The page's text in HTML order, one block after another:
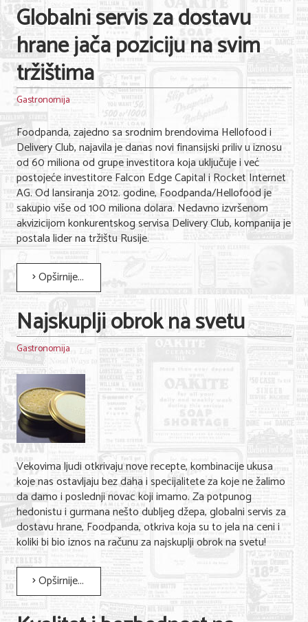
Globalni servis za dostavu
hrane jača poziciju na svim
tržištima
Gastronomija
Foodpanda, zajedno sa srodnim brendovima Hellofood i
Delivery Club, najavila je danas novi finansijski priliv u iznosu
od 60 miliona od grupe investitora koja uključuje i već
postojeće investitore Falcon Edge Capital i Rocket Internet
AG. Od lansiranja 2012. godine, Foodpanda/Hellofood je
sakupio više od 100 miliona dolara. Nedavno izvršenom
akvizicijom konkurentskog servisa Delivery Club, kompanija je
postala lider na tržištu Rusije.
Opširnije...
Najskuplji obrok na svetu
Gastronomija
Vekovima ljudi otkrivaju nove recepte, kombinacije ukusa
koje nas ostavljaju bez daha i specijalitete za koje ne žalimo
da damo i poslednji novac koji imamo. Za potpunog
hedonistu i gurmana nešto dubljeg džepa, globalni servis za
dostavu hrane, Foodpanda, otkriva koja su to jela na ceni i
koliki bi bio iznos na računu za najskuplji obrok na svetu!
Opširnije...